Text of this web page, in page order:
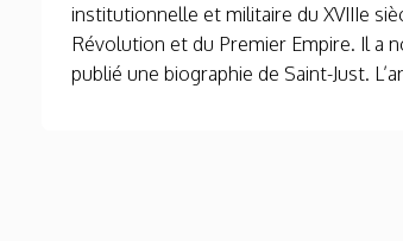
institutionnelle et militaire du XVIIIe
Révolution et du Premier Empire. Il a
publié une biographie de Saint-Just.